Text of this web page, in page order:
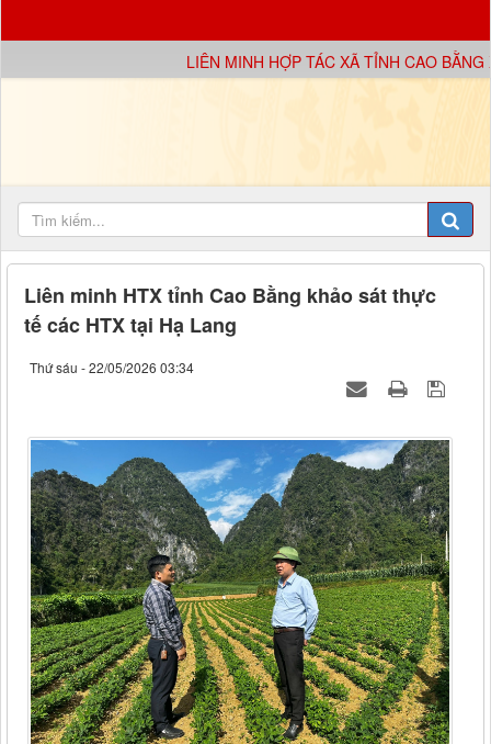
LIÊN MINH HỢP TÁC XÃ TỈNH CAO BẰNG
Liên minh HTX tỉnh Cao Bằng khảo sát thực
tế các HTX tại Hạ Lang
Thứ sáu - 22/05/2026 03:34